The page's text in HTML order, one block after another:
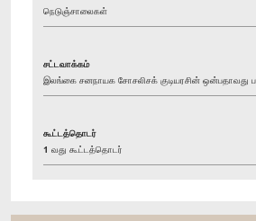
நெடுஞ்சாலைகள்
சட்டவாக்கம்
இலங்கை சனநாயக சோசலிசக் குடியரசின் ஒன்பதாவது
கூட்டத்தொடர்
1 வது கூட்டத்தொடர்